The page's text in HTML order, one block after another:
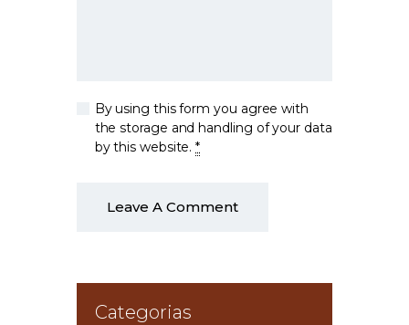
By using this form you agree with
the storage and handling of your data
by this website.*
Categorias